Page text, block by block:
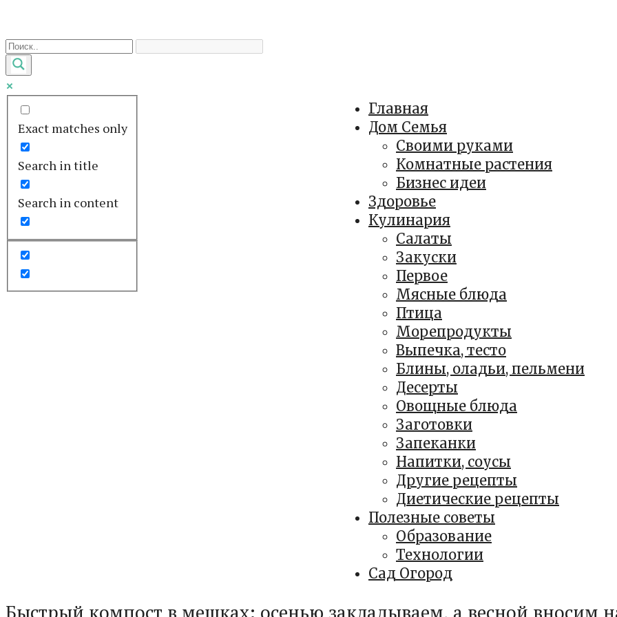
контенту
Exact matches only
Search in title
Search in content
Главная
Дом Семья
Своими руками
Комнатные растения
Бизнес идеи
Здоровье
Кулинария
Салаты
Закуски
Первое
Мясные блюда
Птица
Морепродукты
Выпечка, тесто
Блины, оладьи, пельмени
Десерты
Овощные блюда
Заготовки
Запеканки
Напитки, соусы
Другие рецепты
Диетические рецепты
Полезные советы
Образование
Технологии
Сад Огород